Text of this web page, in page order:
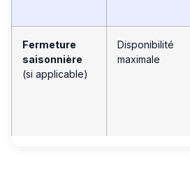
Fermeture
saisonnière
(si applicable)
Disponibilité
maximale